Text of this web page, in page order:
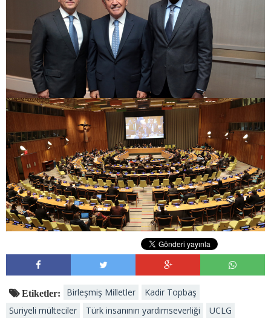
Etiketler: Birleşmiş Milletler
Kadir Topbaş
Suriyeli mülteciler
Türk insanının yardımseverliği UCLG